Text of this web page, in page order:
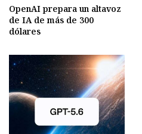
OpenAI prepara un altavoz
de IA de más de 300
dólares